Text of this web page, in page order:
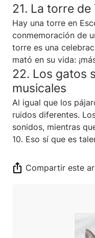
21. La torre de
Hay una torre en
conmemoración de
torre es una
mató en su vida:
22. Los gatos
musicales
Al igual que los
ruidos diferentes.
sonidos, mientras
10. Eso sí que es
Compartir este